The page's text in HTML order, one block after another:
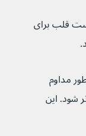
سمت راست قلب برای
مداوم
کار کند، می‌تواند به تدریج ضعیف‌تر شود. این